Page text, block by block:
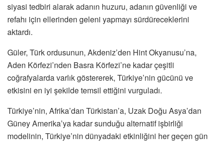
siyasi tedbiri alarak adanın huzuru, adanın güvenliği ve
refahı için ellerinden geleni yapmayı sürdüreceklerini
aktardı.
Güler, Türk ordusunun, Akdeniz’den Hint Okyanusu’na,
Aden Körfezi’nden Basra Körfezi’ne kadar çeşitli
coğrafyalarda varlık göstererek, Türkiye’nin gücünü ve
etkisini en iyi şekilde temsil ettiğini vurguladı.
Türkiye’nin, Afrika’dan Türkistan’a, Uzak Doğu Asya’dan
Güney Amerika’ya kadar sunduğu alternatif işbirliği
modelinin, Türkiye’nin dünyadaki etkinliğini her geçen gün